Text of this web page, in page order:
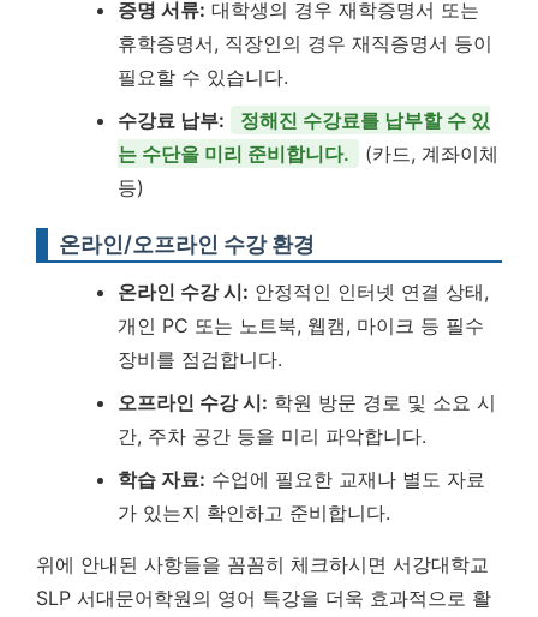
증명 서류: 대학생의 경우 재학증명서 또는
휴학증명서, 직장인의 경우 재직증명서 등이
필요할 수 있습니다.
수강료 납부:
정해진 수강료를 납부할 수 있
는 수단을 미리 준비합니다.
(카드, 계좌이체
등)
온라인/오프라인 수강 환경
온라인 수강 시: 안정적인 인터넷 연결 상태,
개인 PC 또는 노트북, 웹캠, 마이크 등 필수
장비를 점검합니다.
오프라인 수강 시: 학원 방문 경로 및 소요 시
간, 주차 공간 등을 미리 파악합니다.
학습 자료: 수업에 필요한 교재나 별도 자료
가 있는지 확인하고 준비합니다.
위에 안내된 사항들을 꼼꼼히 체크하시면 서강대학교
SLP 서대문어학원의 영어 특강을 더욱 효과적으로 활